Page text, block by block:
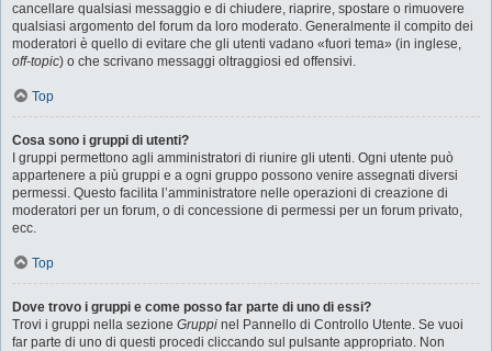
cancellare qualsiasi messaggio e di chiudere, riaprire, spostare o rimuovere
qualsiasi argomento del forum da loro moderato. Generalmente il compito dei
moderatori è quello di evitare che gli utenti vadano «fuori tema» (in inglese,
off-topic) o che scrivano messaggi oltraggiosi ed offensivi.
Top
Cosa sono i gruppi di utenti?
I gruppi permettono agli amministratori di riunire gli utenti. Ogni utente può
appartenere a più gruppi e a ogni gruppo possono venire assegnati diversi
permessi. Questo facilita l’amministratore nelle operazioni di creazione di
moderatori per un forum, o di concessione di permessi per un forum privato,
ecc.
Top
Dove trovo i gruppi e come posso far parte di uno di essi?
Trovi i gruppi nella sezione Gruppi nel Pannello di Controllo Utente. Se vuoi
far parte di uno di questi procedi cliccando sul pulsante appropriato. Non